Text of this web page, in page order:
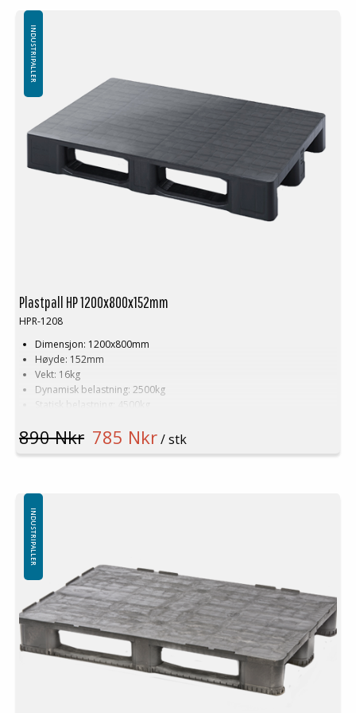
Spesialfarger kan anskaffes ved større volum
Minste bestilling: 16 stk
Plastpall HP 1200x800x152mm
HPR-1208
Dimensjon: 1200x800mm
Høyde: 152mm
Vekt: 16kg
Dynamisk belastning: 2500kg
Statisk belastning: 4500kg
Materiale: Resirkulert HDPE
Plastpallen har stålinnsetning i toppdekke og i meiene
Toppkant er standard (kan leveres uten toppkant)
INDUSTRIPALLER
890 Nkr 785 Nkr/ stk
INDUSTRIPALLER